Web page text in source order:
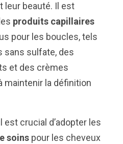
leur beauté. Il est
produits capillaires
pour les boucles, tels
sans sulfate, des
et des crèmes
maintenir la définition
est crucial d’adopter les
soins pour les cheveux